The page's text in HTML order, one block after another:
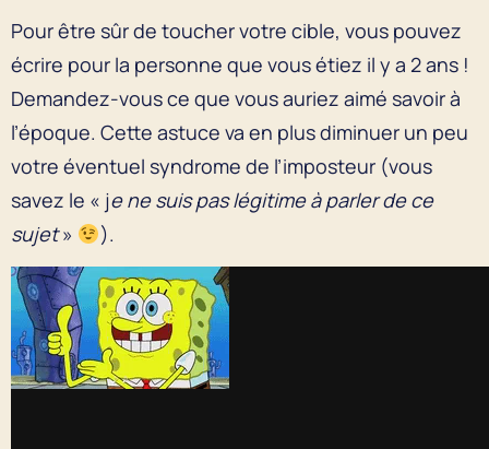
Pour être sûr de toucher votre cible, vous pouvez
écrire pour la personne que vous étiez il y a 2 ans !
Demandez-vous ce que vous auriez aimé savoir à
l’époque. Cette astuce va en plus diminuer un peu
votre éventuel syndrome de l’imposteur (vous
savez le « je ne suis pas légitime à parler de ce
sujet» ).